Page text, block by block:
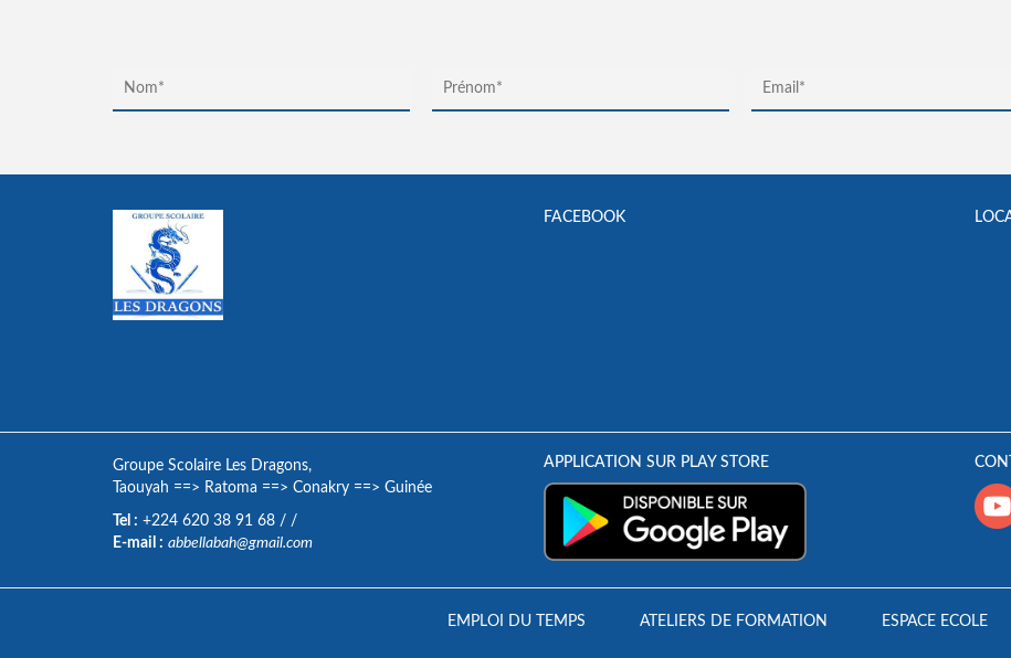
FACEBOOK
Groupe Scolaire Les Dragons,
Taouyah ==> Ratoma ==> Conakry ==> Guinée
Tel : +224 620 38 91 68 / /
E-mail : abbellabah@gmail.com
APPLICATION SUR PLAY STORE
EMPLOI DU TEMPS ATELIERS DE FORMATION ESPACE ECOLE